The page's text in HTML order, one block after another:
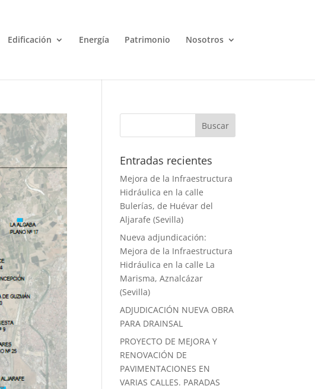
Edificación Energía Patrimonio Nosotros
Entradas recientes
Mejora de la Infraestructura
Hidráulica en la calle
Bulerías, de Huévar del
Aljarafe (Sevilla)
Nueva adjundicación:
Mejora de la Infraestructura
Hidráulica en la calle La
Marisma, Aznalcázar
(Sevilla)
ADJUDICACIÓN NUEVA OBRA
PARA DRAINSAL
PROYECTO DE MEJORA Y
RENOVACIÓN DE
PAVIMENTACIONES EN
VARIAS CALLES. PARADAS